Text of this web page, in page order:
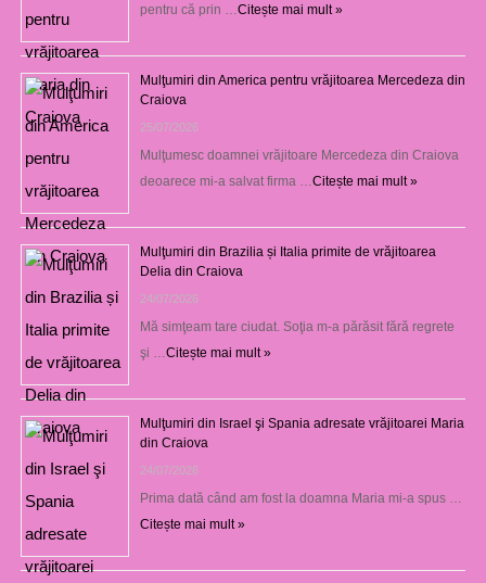
pentru că prin … Citește mai mult »
Mulţumiri din America pentru vrăjitoarea Mercedeza din
Craiova
25/07/2026
Mulţumesc doamnei vrăjitoare Mercedeza din Craiova
deoarece mi-a salvat firma … Citește mai mult »
Mulţumiri din Brazilia și Italia primite de vrăjitoarea
Delia din Craiova
24/07/2026
Mă simţeam tare ciudat. Soţia m-a părăsit fără regrete
şi … Citește mai mult »
Mulţumiri din Israel şi Spania adresate vrăjitoarei Maria
din Craiova
24/07/2026
Prima dată când am fost la doamna Maria mi-a spus …
Citește mai mult »